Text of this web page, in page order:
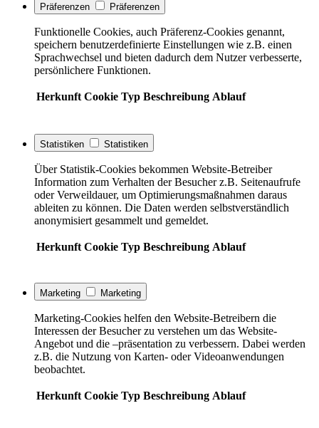
Präferenzen Präferenzen
Funktionelle Cookies, auch Präferenz-Cookies genannt,
speichern benutzerdefinierte Einstellungen wie z.B. einen
Sprachwechsel und bieten dadurch dem Nutzer verbesserte,
persönlichere Funktionen.
Herkunft Cookie Typ Beschreibung Ablauf
Statistiken Statistiken
Über Statistik-Cookies bekommen Website-Betreiber
Information zum Verhalten der Besucher z.B. Seitenaufrufe
oder Verweildauer, um Optimierungsmaßnahmen daraus
ableiten zu können. Die Daten werden selbstverständlich
anonymisiert gesammelt und gemeldet.
Herkunft Cookie Typ Beschreibung Ablauf
Marketing Marketing
Marketing-Cookies helfen den Website-Betreibern die
Interessen der Besucher zu verstehen um das Website-
Angebot und die –präsentation zu verbessern. Dabei werden
z.B. die Nutzung von Karten- oder Videoanwendungen
beobachtet.
Herkunft Cookie Typ Beschreibung Ablauf